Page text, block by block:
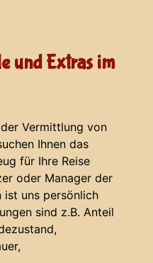
und Extras im
Vermittlung von
Ihnen das
für Ihre Reise
oder Manager der
ist uns persönlich
sind z.B. Anteil